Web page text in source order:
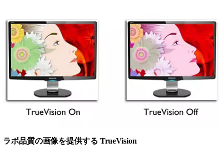
ラボ品質の画像を提供する TrueVision